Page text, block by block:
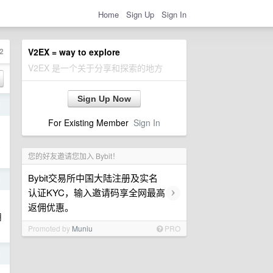
Home Sign Up Sign In
V2EX = way to explore
V2EX 是一个关于分享和探索的地方
Sign Up Now
For Existing Member Sign In
您的好友邀请您加入 Bybit！
Bybit交易所中国大陆注册及实名
认证KYC，输入邀请码享全网最高
返佣优惠。
›
Promoted by Muniu PRO